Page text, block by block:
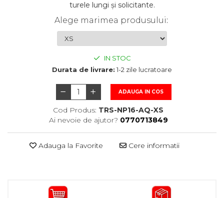
turele lungi și solicitante.
Alege marimea produsului:
IN STOC
Durata de livrare: 1-2 zile lucratoare
ADAUGA IN COS
Cod Produs: TRS-NP16-AQ-XS
Ai nevoie de ajutor? 0770713849
Adauga la Favorite Cere informatii